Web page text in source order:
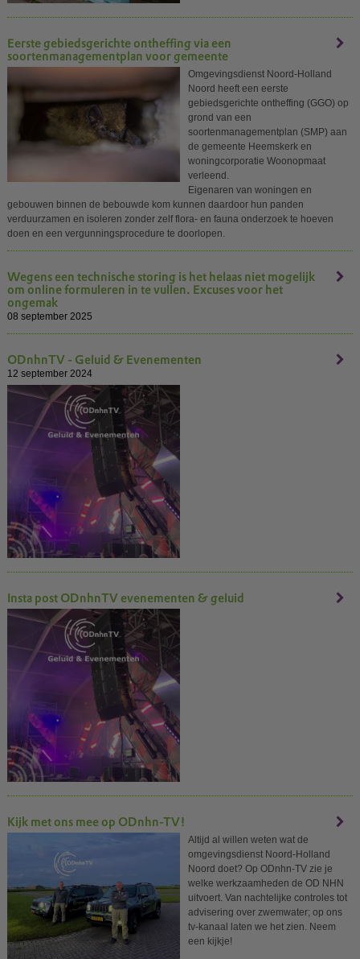
Eerste gebiedsgerichte ontheffing via een
soortenmanagementplan voor gemeente
Omgevingsdienst Noord-Holland
Noord heeft een eerste
gebiedsgerichte ontheffing (GGO) op
grond van een
soortenmanagementplan (SMP) aan
de gemeente Heemskerk en
woningcorporatie Woonopmaat
verleend.
Eigenaren van woningen en
gebouwen binnen de bebouwde kom kunnen daardoor hun panden
verduurzamen en isoleren zonder zelf flora- en fauna onderzoek te hoeven
doen en een vergunningsprocedure te doorlopen.
Wegens een technische storing is het helaas niet mogelijk
om online formuleren in te vullen. Excuses voor het
ongemak
08 september 2025
ODnhnTV - Geluid & Evenementen
12 september 2024
Insta post ODnhnTV evenementen & geluid
Kijk met ons mee op ODnhn-TV!
Altijd al willen weten wat de
omgevingsdienst Noord-Holland
Noord doet? Op ODnhn-TV zie je
welke werkzaamheden de OD NHN
uitvoert. Van nachtelijke controles tot
advisering over zwemwater; op ons
tv-kanaal laten we het zien. Neem
een kijkje!